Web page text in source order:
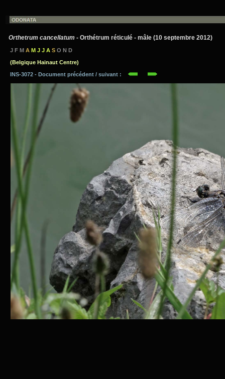
Orthetrum cancellatum - Orthétrum réticulé - mâle (10 septembre 2012)
J F M A M J J A S O N D
(Belgique Hainaut Centre)
INS-3072 - Document précédent / suivant :